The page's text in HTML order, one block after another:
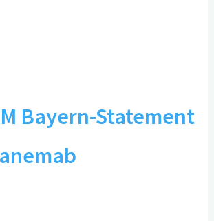
Bayern-Statement